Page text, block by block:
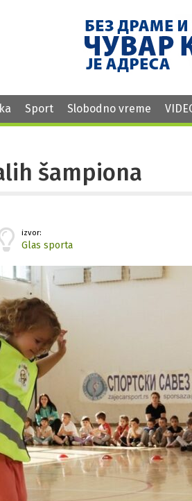
Sport Slobodno vreme
šampiona
izvor:
Glas sporta